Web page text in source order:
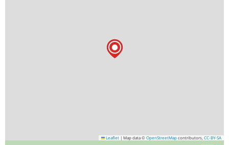
Leaflet | Map data © OpenStreetMap contributors, CC-BY-SA